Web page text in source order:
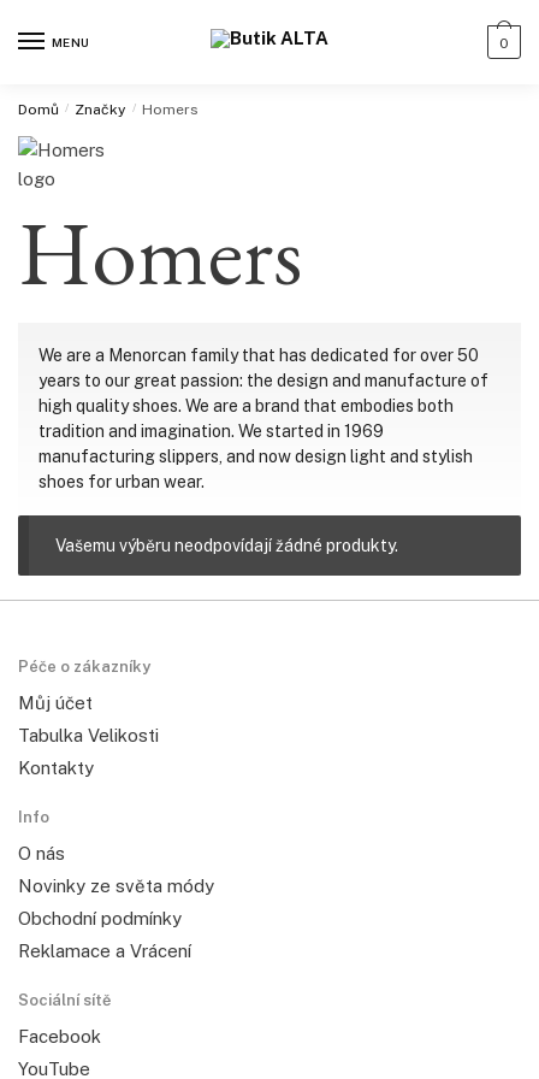
MENU 0
Domů / Značky / Homers
Homers
We are a Menorcan family that has dedicated for over 50
years to our great passion: the design and manufacture of
high quality shoes. We are a brand that embodies both
tradition and imagination. We started in 1969
manufacturing slippers, and now design light and stylish
shoes for urban wear.
Vašemu výběru neodpovídají žádné produkty.
Péče o zákazníky
Můj účet
Tabulka Velikosti
Kontakty
Info
O nás
Novinky ze světa módy
Obchodní podmínky
Reklamace a Vrácení
Sociální sítě
Facebook
YouTube